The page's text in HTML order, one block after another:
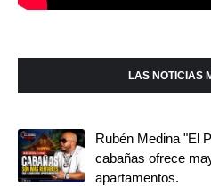
LAS NOTICIAS
Rubén Medina "El
cabañas ofrece
apartamentos.